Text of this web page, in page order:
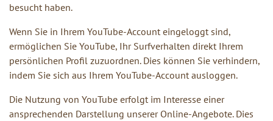
besucht haben.
Wenn Sie in Ihrem YouTube-Account eingeloggt sind,
ermöglichen Sie YouTube, Ihr Surfverhalten direkt Ihrem
persönlichen Profil zuzuordnen. Dies können Sie verhindern,
indem Sie sich aus Ihrem YouTube-Account ausloggen.
Die Nutzung von YouTube erfolgt im Interesse einer
ansprechenden Darstellung unserer Online-Angebote. Dies